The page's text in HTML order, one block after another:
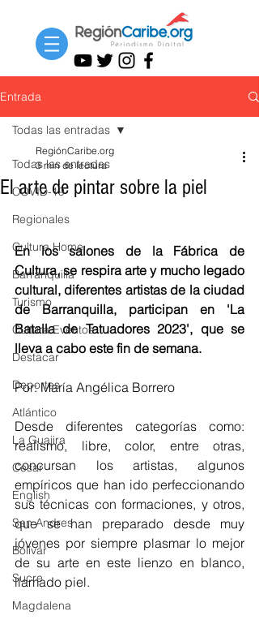
Entrada
Todas las entradas
COVID-19
Regionales
Cultura Home
Barranquilla
Turismo
Cultura Eventos
Destacar
Deportes
Atlántico
La Guajira
Cesar
English
San Andres
Bolívar
Sucre
Magdalena
Todas las entradas
El arte de pintar sobre la piel
RegiónCaribe.org
3 min de lectura
En los salones de la Fábrica de
Cultura, se respira arte y mucho legado
cultural, diferentes artistas de la ciudad
de Barranquilla, participan en 'La
Batalla de Tatuadores 2023', que se
lleva a cabo este fin de semana.
Por: María Angélica Borrero
Desde diferentes categorías como:
realismo, libre, color, entre otras,
concursan los artistas, algunos
empíricos que han ido perfeccionando
sus técnicas con formaciones, y otros,
que se han preparado desde muy
jóvenes por siempre plasmar lo mejor
de su arte en este lienzo en blanco,
llamado piel.